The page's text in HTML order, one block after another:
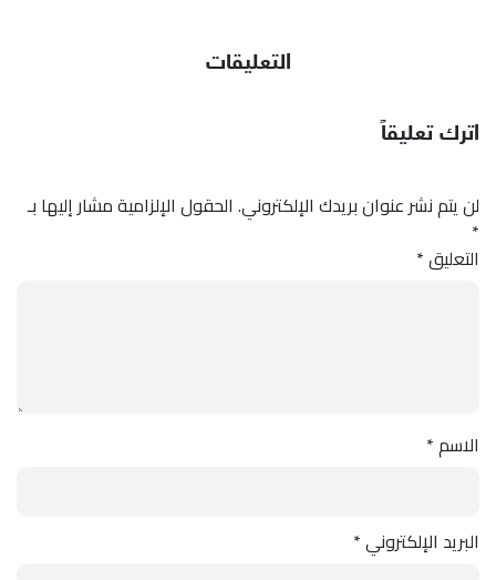
التعليقات
اترك تعليقاً
لن يتم نشر عنوان بريدك الإلكتروني. الحقول الإلزامية مشار إليها بـ
*
التعليق*
الاسم*
البريد الإلكتروني*